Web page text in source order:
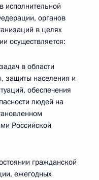
исполнительной
органов
в целях
осуществляется:
в области
защиты населения и
обеспечения
людей на
Российской
гражданской
ежегодных